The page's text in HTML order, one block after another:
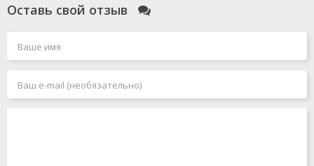
Оставь свой отзыв